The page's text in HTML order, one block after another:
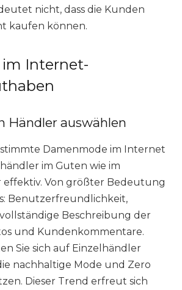
nicht, dass die Kunden
kaufen können.
im Internet-
Händler auswählen
Damenmode im Internet
im Guten wie im
effektiv. Von größter Bedeutung
Benutzerfreundlichkeit,
Beschreibung der
und Kundenkommentare.
Sie sich auf Einzelhändler
nachhaltige Mode und Zero
Dieser Trend erfreut sich